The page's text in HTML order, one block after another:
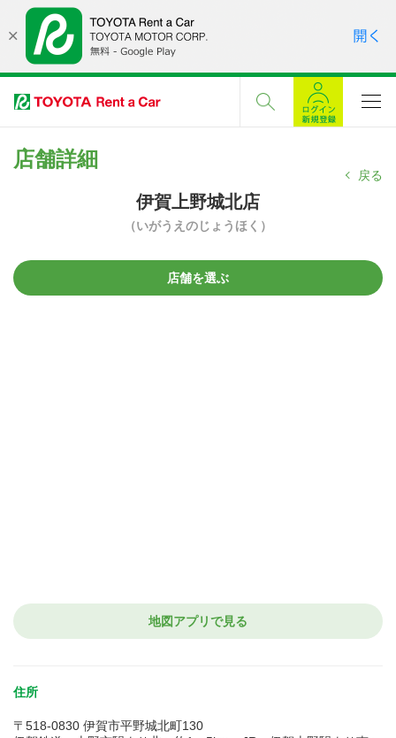
店舗詳細
戻る
伊賀上野城北店
（いがうえのじょうほく）
店舗を選ぶ
地図アプリで見る
住所
〒518-0830 伊賀市平野城北町130